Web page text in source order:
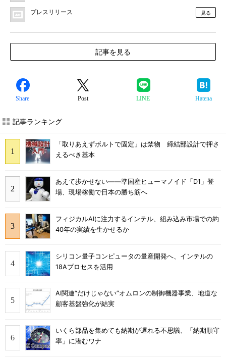
プレスリリース 見る
記事を見る
Share Post LINE Hatena
記事ランキング
「取りあえずボルトで固定」は禁物 締結部設計で押さ
えるべき基本
あえて歩かせない――準国産ヒューマノイド「D1」登
場、現場稼働で日本の勝ち筋へ
フィジカルAIに注力するインテル、組み込み市場での約
40年の実績を生かせるか
シリコン量子コンピュータの量産開発へ、インテルの
18Aプロセスを活用
AI関連“だけじゃない”オムロンの制御機器事業、地道な
顧客基盤強化が結実
いくら部品を集めても納期が遅れる不思議、「納期順守
率」に潜むワナ